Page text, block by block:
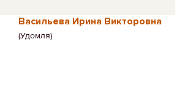
Васильева Ирина Викторовна
(Удомля)